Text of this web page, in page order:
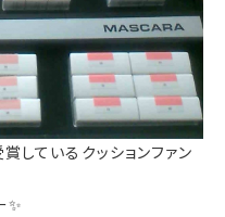
しているクッションファン
✨